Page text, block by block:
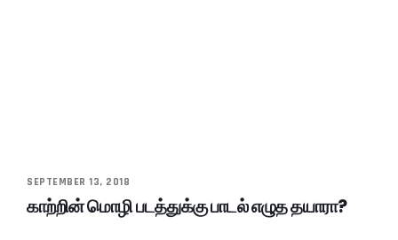
SEPTEMBER 13, 2018
காற்றின் மொழி படத்துக்கு பாடல் எழுத தயாரா?